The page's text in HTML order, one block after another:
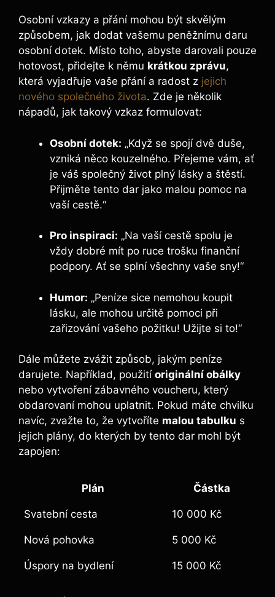
Osobní vzkazy a přání mohou být skvělým
způsobem, jak dodat vašemu peněžnímu daru
osobní dotek. Místo toho, abyste darovali pouze
hotovost, přidejte k němu krátkou zprávu,
která vyjadřuje vaše přání a radost z jejich
nového společného života. Zde je několik
nápadů, jak takový vzkaz formulovat:
Osobní dotek: „Když se spojí dvě duše,
vzniká něco kouzelného. Přejeme vám, ať
je váš společný život plný lásky a štěstí.
Přijměte tento dar jako malou pomoc na
vaší cestě.“
Pro inspiraci: „Na vaší cestě spolu je
vždy dobré mít po ruce trošku finanční
podpory. Ať se splní všechny vaše sny!“
Humor: „Peníze sice nemohou koupit
lásku, ale mohou určitě pomoci při
zařizování vašeho požitku! Užijte si to!“
Dále můžete zvážit způsob, jakým peníze
darujete. Například, použití originální obálky
nebo vytvoření zábavného voucheru, který
obdarovaní mohou uplatnit. Pokud máte chvilku
navíc, zvažte to, že vytvoříte malou tabulku s
jejich plány, do kterých by tento dar mohl být
zapojen:
Plán Částka
Svatební cesta 10 000 Kč
Nová pohovka 5 000 Kč
Úspory na bydlení 15 000 Kč